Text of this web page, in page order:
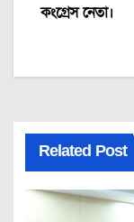
কংগ্রেস নেতা।
Related Post